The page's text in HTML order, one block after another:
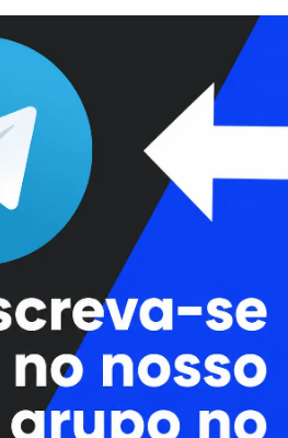
Colunas
Colaboradores
Cursos
Enviar Dica